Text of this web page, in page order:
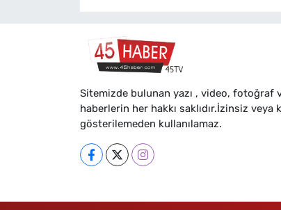
Sitemizde bulunan yazı , video, fotoğraf
haberlerin her hakkı saklıdır.İzinsiz veya
gösterilemeden kullanılamaz.